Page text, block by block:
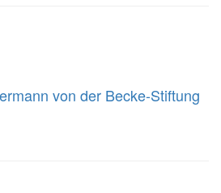
von der Becke-Stiftung